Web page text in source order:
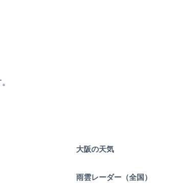
大阪の天気
雨雲レーダー（全国）